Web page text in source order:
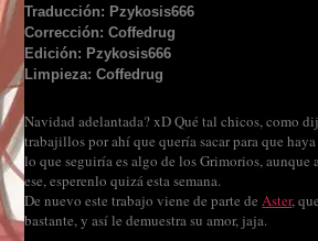
Traducción: Pzykosis666
Corrección: Coffedrug
Edición: Pzykosis666
Limpieza: Coffedrug
Navidad adelantada? xD Qué tal chicos, como
trabajillos por ahí que quería sacar para que
lo que seguiría es algo de los Grimorios, aunque
ese, esperenlo quizá esta semana.
De nuevo este trabajo viene de parte deAster,
bastante, y así le demuestra su amor, jaja.